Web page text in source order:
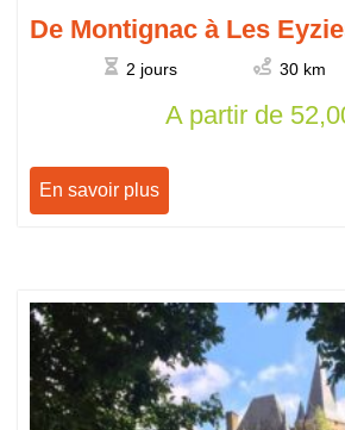
De Montignac à Les
2 jours 30 km
A partir de
En savoir plus